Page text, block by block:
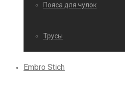
Пояса для чулок
Трусы
Embro Stich